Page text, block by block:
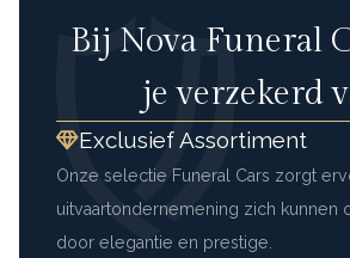
Bij Nova Funeral
je verzekerd
Exclusief Assortiment
Onze selectie Funeral Cars zorgt
uitvaartondernemening zich kunnen
door elegantie en prestige.